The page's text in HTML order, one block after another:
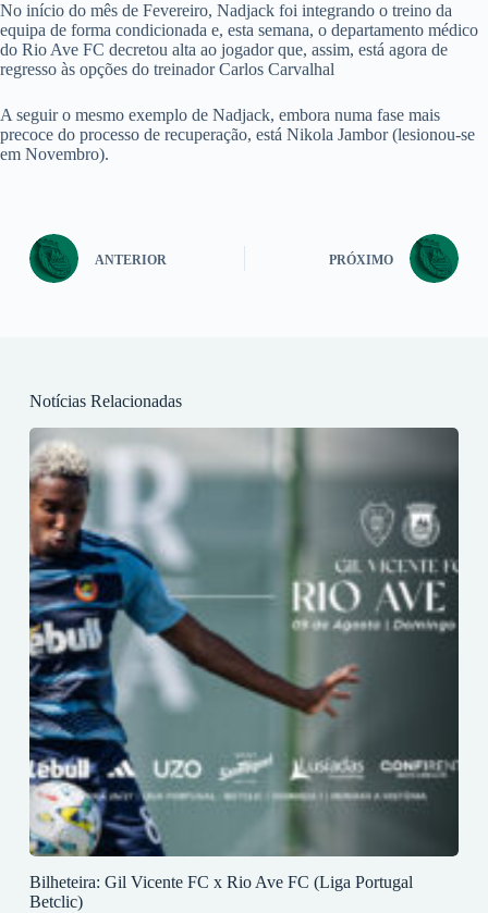
No início do mês de Fevereiro, Nadjack foi integrando o treino da
equipa de forma condicionada e, esta semana, o departamento médico
do Rio Ave FC decretou alta ao jogador que, assim, está agora de
regresso às opções do treinador Carlos Carvalhal
A seguir o mesmo exemplo de Nadjack, embora numa fase mais
precoce do processo de recuperação, está Nikola Jambor (lesionou-se
em Novembro).
ANTERIOR PRÓXIMO
Notícias Relacionadas
Bilheteira: Gil Vicente FC x Rio Ave FC (Liga Portugal
Betclic)